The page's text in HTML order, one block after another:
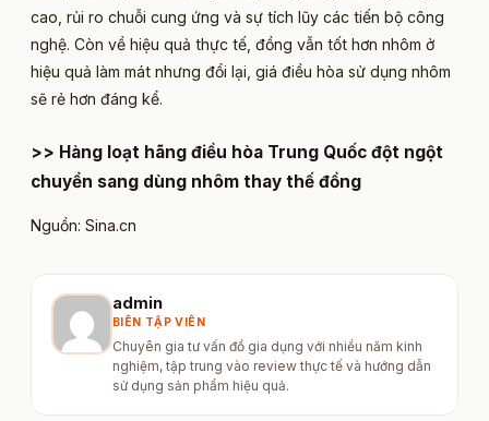
cao, rủi ro chuỗi cung ứng và sự tích lũy các tiến bộ công
nghệ. Còn về hiệu quả thực tế, đồng vẫn tốt hơn nhôm ở
hiệu quả làm mát nhưng đổi lại, giá điều hòa sử dụng nhôm
sẽ rẻ hơn đáng kể.
>> Hàng loạt hãng điều hòa Trung Quốc đột ngột
chuyển sang dùng nhôm thay thế đồng​
Nguồn: Sina.cn​
admin
BIÊN TẬP VIÊN
Chuyên gia tư vấn đồ gia dụng với nhiều năm kinh
nghiệm, tập trung vào review thực tế và hướng dẫn
sử dụng sản phẩm hiệu quả.